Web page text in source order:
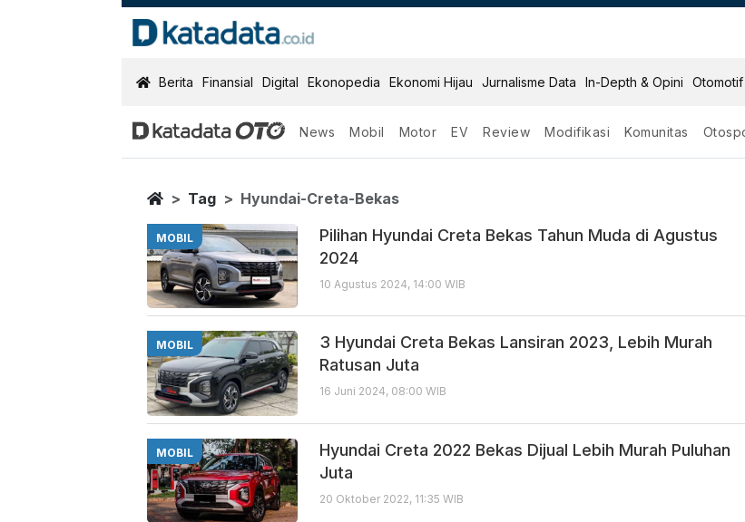
KatadataOTO
Berita Finansial Digital Ekonopedia Ekonomi Hijau Jurnalisme Data In-Depth & Opini Otomotif
News Mobil Motor EV Review Modifikasi Komunitas
Hyundai Creta Bekas
Berita Terbaru
Home
Tag Hyundai-Creta-Bekas
MOBIL
Pilihan Hyundai Creta Bekas Tahun Muda di Agustus
2024
10 Agustus 2024, 14:00 WIB
MOBIL
3 Hyundai Creta Bekas Lansiran 2023, Lebih Murah
Ratusan Juta
16 Juni 2024, 08:00 WIB
MOBIL
Hyundai Creta 2022 Bekas Dijual Lebih Murah Puluhan
Juta
20 Oktober 2022, 11:35 WIB